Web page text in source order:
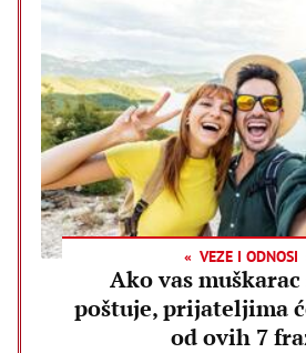
VEZE I ODNOSI
Ako vas
poštuje, prijateljima
od ovih 7